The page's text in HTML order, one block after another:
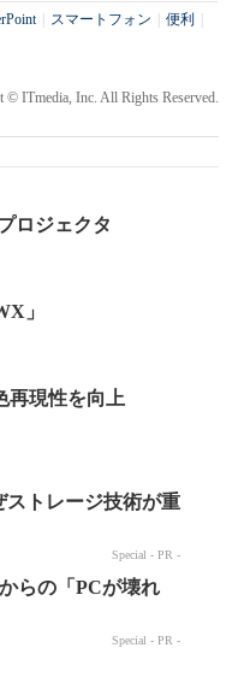
スマートフォン 便利
© ITmedia, Inc. All Rights Reserved.
ロジェクタ
」
現性を向上